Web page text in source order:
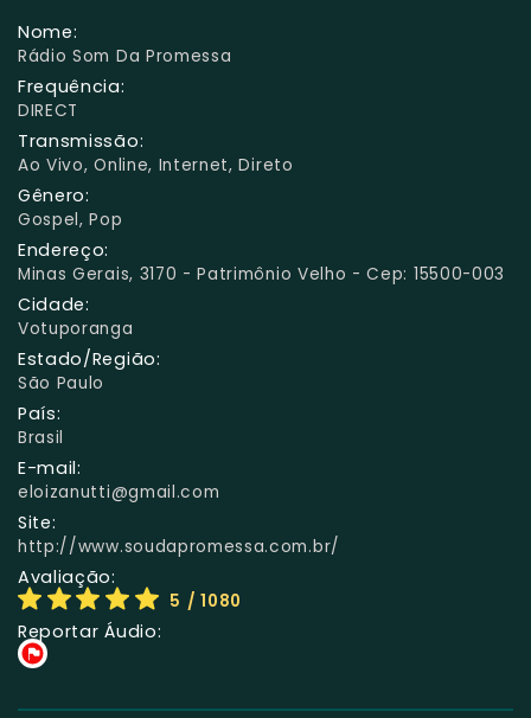
Nome:
Rádio Som Da Promessa
Frequência:
DIRECT
Transmissão:
Ao Vivo, Online, Internet, Direto
Gênero:
Gospel, Pop
Endereço:
Minas Gerais, 3170 - Patrimônio Velho - Cep: 15500-003
Cidade:
Votuporanga
Estado/Região:
São Paulo
País:
Brasil
E-mail:
eloizanutti@gmail.com
Site:
http://www.soudapromessa.com.br/
Avaliação:
5 / 1080
Reportar Áudio: